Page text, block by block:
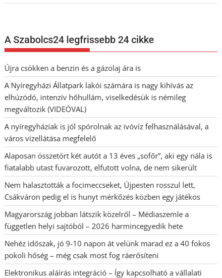
A Szabolcs24 legfrissebb 24 cikke
Újra csökken a benzin és a gázolaj ára is
A Nyíregyházi Állatpark lakói számára is nagy kihívás az
elhúzódó, intenzív hőhullám, viselkedésük is némileg
megváltozik (VIDEÓVAL)
A nyíregyháziak is jól spórolnak az ivóvíz felhasználásával, a
város vízellátása megfelelő
Alaposan összetört két autót a 13 éves „sofőr”, aki egy nála is
fiatalabb utast fuvarozott, elfutott volna, de nem sikerült
Nem halasztották a focimeccseket, Újpesten rosszul lett,
Csákváron pedig el is hunyt mérkőzés közben egy játékos
Magyarország jobban látszik közelről – Médiaszemle a
független helyi sajtóból – 2026 harmincegyedik hete
Nehéz időszak, jó 9-10 napon át velünk marad ez a 40 fokos
pokoli hőség – még csak most fog ráerősíteni
Elektronikus aláírás integráció – Így kapcsolható a vállalati